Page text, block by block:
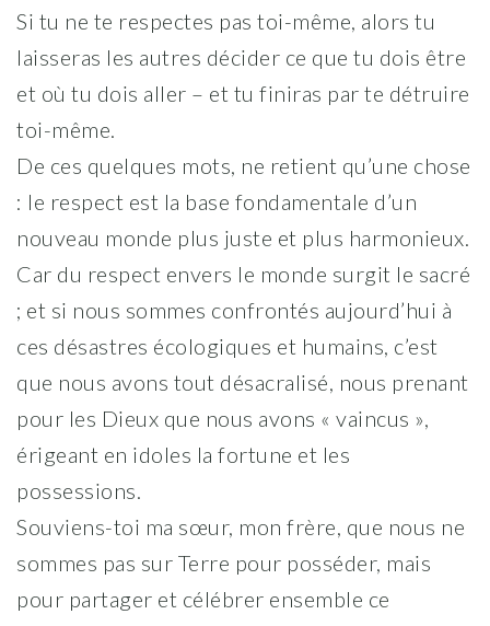
Si tu ne te respectes pas toi-même, alors tu
laisseras les autres décider ce que tu dois être
et où tu dois aller – et tu finiras par te détruire
toi-même.
De ces quelques mots, ne retient qu’une chose
: le respect est la base fondamentale d’un
nouveau monde plus juste et plus harmonieux.
Car du respect envers le monde surgit le sacré
; et si nous sommes confrontés aujourd’hui à
ces désastres écologiques et humains, c’est
que nous avons tout désacralisé, nous prenant
pour les Dieux que nous avons « vaincus »,
érigeant en idoles la fortune et les
possessions.
Souviens-toi ma sœur, mon frère, que nous ne
sommes pas sur Terre pour posséder, mais
pour partager et célébrer ensemble ce